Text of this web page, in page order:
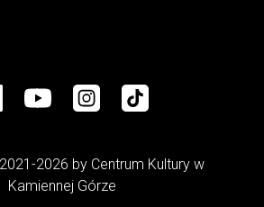
2026 by Centrum Kultury w
Kamiennej Górze